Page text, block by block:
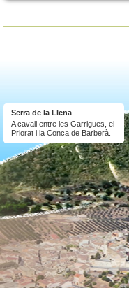
Serra de la Llena
A cavall entre les Garrigues, el
Priorat i la Conca de Barberà.